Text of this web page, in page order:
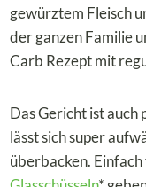
gewürztem Fleisch
der ganzen Familie
Carb Rezept mit
Das Gericht ist
lässt sich super
überbacken.